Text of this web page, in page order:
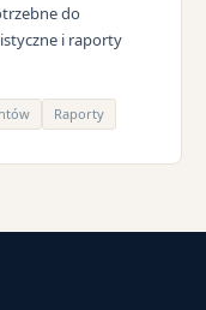
do
i raporty
Raporty